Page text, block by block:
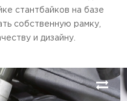
стантбайков на базе
собственную рамку,
и дизайну.
Next